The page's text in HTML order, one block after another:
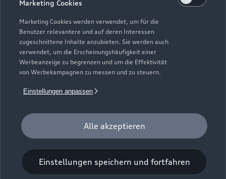
Marketing Cookies
Marketing Cookies werden verwendet, um für die
Benutzer relevantere und auf deren Interessen
zugeschnittene Inhalte anzubieten. Sie werden auch
verwendet, um die Erscheinungshäufigkeit einer
Werbeanzeige zu begrenzen und um die Effektivität
von Werbekampagnen zu messen und zu steuern.
Einstellungen anpassen
Alle akzeptieren
Einstellungen speichern und fortfahren
Geschäftskunden
Garantie
Audi digital services
myAudi
Audi Code
Häufige Fragen (FAQ)
Audi Online Beratung
Online-Terminvereinbarung
Servicekontakt
Bordbuch & Bedienungsanleitungen
Verträge kündigen
Unternehmen
Karriere
Investor Relations
Audi erleben
© 2026 AUDI AG. Alle Rechte vorbehalten
Impressum Rechtliches
Cookie-Richtlinie
Digital Services Act
EU Data Act